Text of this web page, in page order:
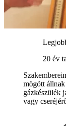
20 év
mögött
gázkészülék
vagy